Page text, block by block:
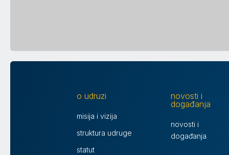
o udruzi
misija i vizija
struktura udruge
statut
novosti i
događanja
novosti i
događanja